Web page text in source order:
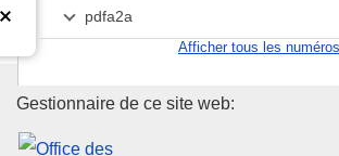
pdfa2a
Afficher tous les
Office des
Gestionnaire de ce site web: